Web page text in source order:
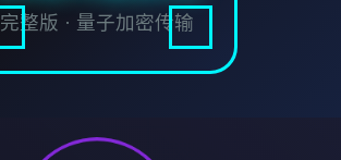
完整版 · 量子加密传输